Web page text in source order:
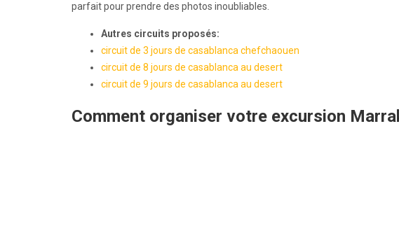
parfait pour prendre des photos inoubliables.
Autres circuits proposés:
circuit de 3 jours de casablanca chefchaouen
circuit de 8 jours de casablanca au desert
circuit de 9 jours de casablanca au desert
Comment organiser votre excursion